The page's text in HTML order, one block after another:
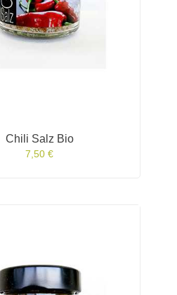
Chili Salz Bio
7,50 €